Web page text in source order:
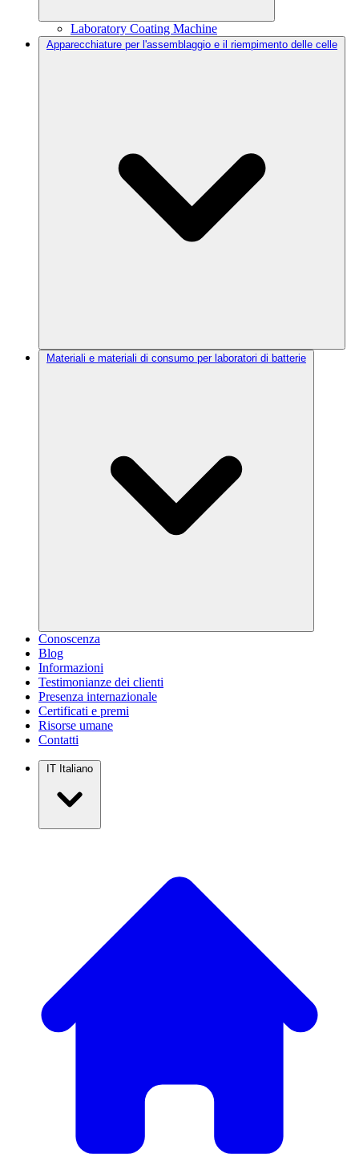
Laboratory Coating Machine
Apparecchiature per l'assemblaggio e il riempimento delle celle
Materiali e materiali di consumo per laboratori di batterie
Conoscenza
Blog
Informazioni
Testimonianze dei clienti
Presenza internazionale
Certificati e premi
Risorse umane
Contatti
IT Italiano